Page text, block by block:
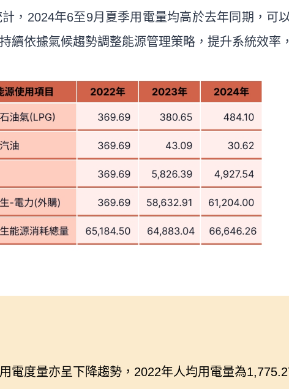
，2024年6至9月夏季用電量均高於去年同期，可
續依據氣候趨勢調整能源管理策略，提升系統效率
電度量亦呈下降趨勢，2022年人均用電量為